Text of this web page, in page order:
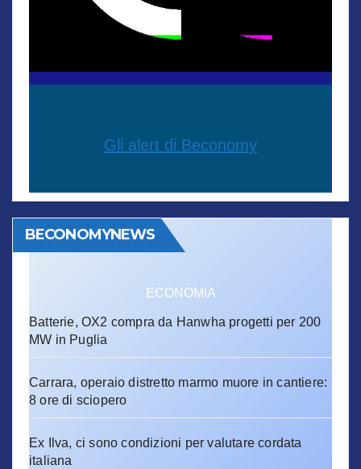
Gli alert di Beconomy
BECONOMYNEWS
ECONOMIA
Batterie, OX2 compra da Hanwha progetti per 200
MW in Puglia
Carrara, operaio distretto marmo muore in cantiere:
8 ore di sciopero
Ex Ilva, ci sono condizioni per valutare cordata
italiana